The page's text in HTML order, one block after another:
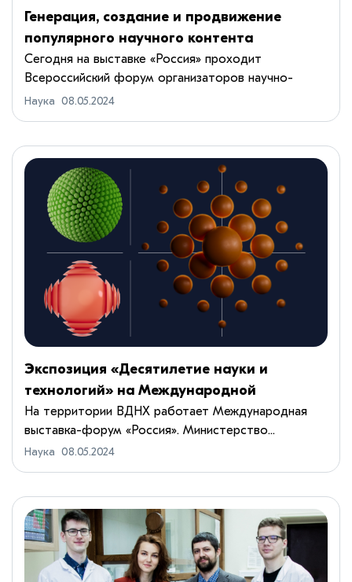
Генерация, создание и продвижение
популярного научного контента
Сегодня на выставке «Россия» проходит
Всероссийский форум организаторов научно-
популярных мероприятий. Форум проводится в
Наука 08.05.2024
Экспозиция «Десятилетие науки и
технологий» на Международной
выставке-форуме «Россия»
На территории ВДНХ работает Международная
выставка-форум «Россия». Министерство...
Наука 08.05.2024